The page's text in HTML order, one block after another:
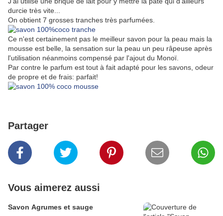
durcie très vite...
On obtient 7 grosses tranches très parfumées.
Ce n'est certainement pas le meilleur savon pour la peau mais la
mousse est belle, la sensation sur la peau un peu râpeuse après
l'utilisation néanmoins compensé par l'ajout du Monoï.
Par contre le parfum est tout à fait adapté pour les savons, odeur
de propre et de frais: parfait!
Partager
Vous aimerez aussi
Savon Agrumes et sauge